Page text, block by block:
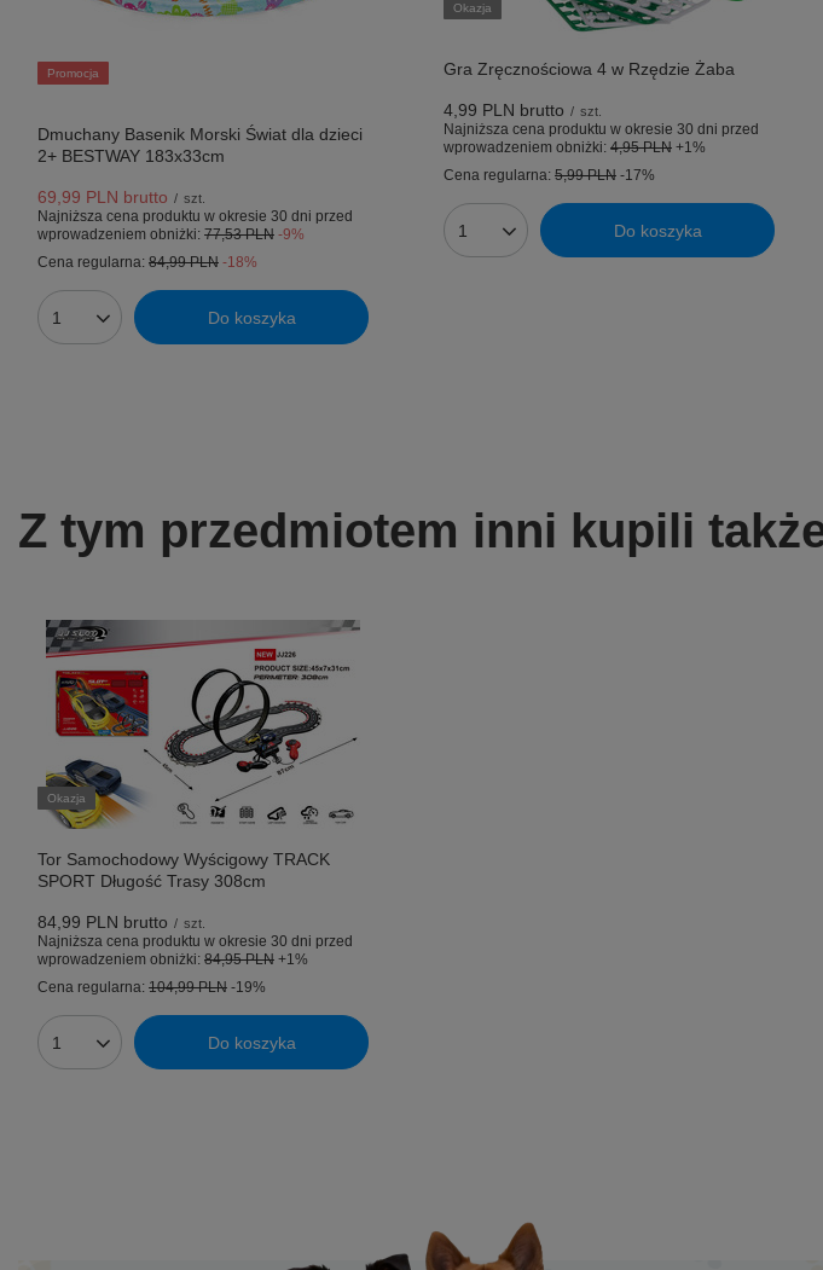
Promocja
Dmuchany Basenik Morski Świat dla dzieci
2+ BESTWAY 183x33cm
69,99 PLN brutto / szt.
Najniższa cena produktu w okresie 30 dni przed
wprowadzeniem obniżki: 77,53 PLN -9%
Cena regularna: 84,99 PLN -18%
Ilość produktów Do koszyka
Okazja
Gra Zręcznościowa 4 w Rzędzie Żaba
4,99 PLN brutto / szt.
Najniższa cena produktu w okresie 30 dni przed
wprowadzeniem obniżki: 4,95 PLN +1%
Cena regularna: 5,99 PLN -17%
Ilość produktów Do koszyka
Z tym przedmiotem inni kupili
Okazja
Tor Samochodowy Wyścigowy TRACK
SPORT Długość Trasy 308cm
84,99 PLN brutto / szt.
Najniższa cena produktu w okresie 30 dni przed
wprowadzeniem obniżki: 84,95 PLN +1%
Cena regularna: 104,99 PLN -19%
Ilość produktów Do koszyka